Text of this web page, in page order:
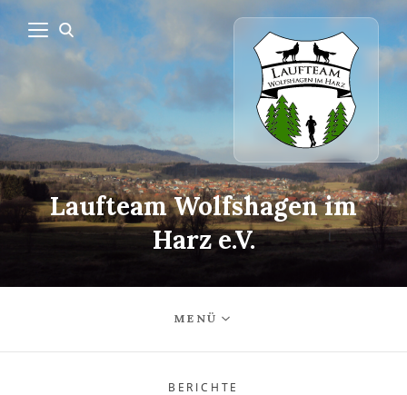
Laufteam Wolfshagen im
Harz e.V.
MENÜ
BERICHTE